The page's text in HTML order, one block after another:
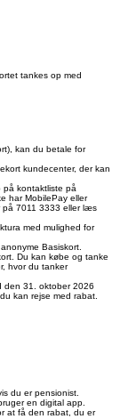
tankes op med
kan du betale for
kundecenter, der kan
på kontaktliste på
har MobilePay eller
på 7011 3333 eller læs
med mulighed for
Basiskort.
Du kan købe og tanke
hvor du tanker
den 31. oktober 2026
kan rejse med rabat.
du er pensionist.
en digital app.
at få den rabat, du er